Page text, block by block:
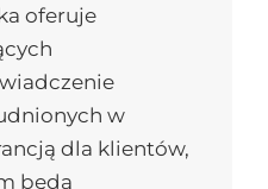
oferuje
w
dla klientów,
będą